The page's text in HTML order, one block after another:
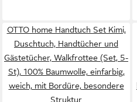
OTTO home Handtuch Set Kimi,
Duschtuch, Handtücher und
Gästetücher, Walkfrottee (Set, 5-
St), 100% Baumwolle, einfarbig,
weich, mit Bordüre, besondere
Struktur